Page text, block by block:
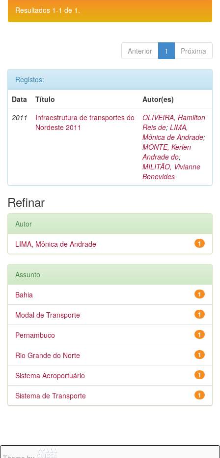
Resultados 1-1 de 1.
Anterior 1 Próxima
Registos:
Data
Título
Autor(es)
2011
Infraestrutura de transportes do
Nordeste 2011
OLIVEIRA, Hamilton
Reis de; LIMA,
Mônica de Andrade;
MONTE, Kerlen
Andrade do;
MILITÃO, Vivianne
Benevides
Refinar
Autor
1
LIMA, Mônica de Andrade
Assunto
1
Bahia
1
Modal de Transporte
1
Pernambuco
1
Rio Grande do Norte
1
Sistema Aeroportuário
1
Sistema de Transporte